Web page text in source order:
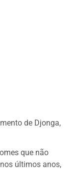
de Djonga,
que não
últimos anos,